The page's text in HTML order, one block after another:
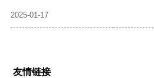
2025-01-17
友情链接